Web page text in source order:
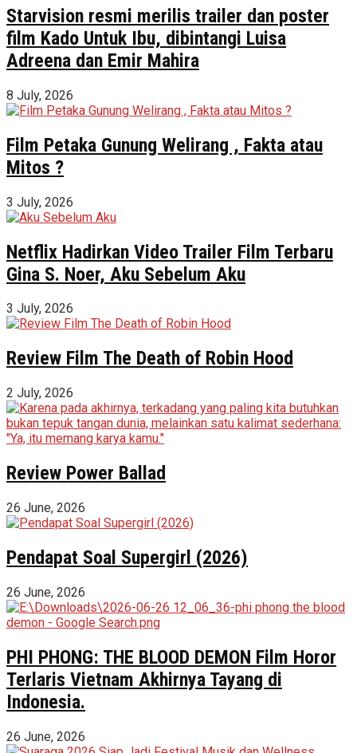
Starvision resmi merilis trailer dan poster
film Kado Untuk Ibu, dibintangi Luisa
Adreena dan Emir Mahira
8 July, 2026
Film Petaka Gunung Welirang , Fakta atau
Mitos ?
3 July, 2026
Netflix Hadirkan Video Trailer Film Terbaru
Gina S. Noer, Aku Sebelum Aku
3 July, 2026
Review Film The Death of Robin Hood
2 July, 2026
Review Power Ballad
26 June, 2026
Pendapat Soal Supergirl (2026)
26 June, 2026
PHI PHONG: THE BLOOD DEMON Film Horor
Terlaris Vietnam Akhirnya Tayang di
Indonesia.
26 June, 2026